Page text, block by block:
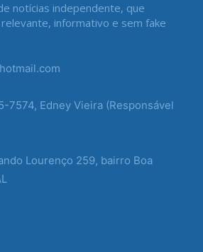
notícias independente, que
informativo e sem fake
7574, Edney Vieira (Responsável
Lourenço 259, bairro Boa